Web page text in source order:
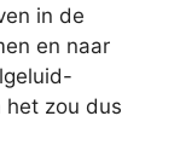
in de
en naar
zou dus